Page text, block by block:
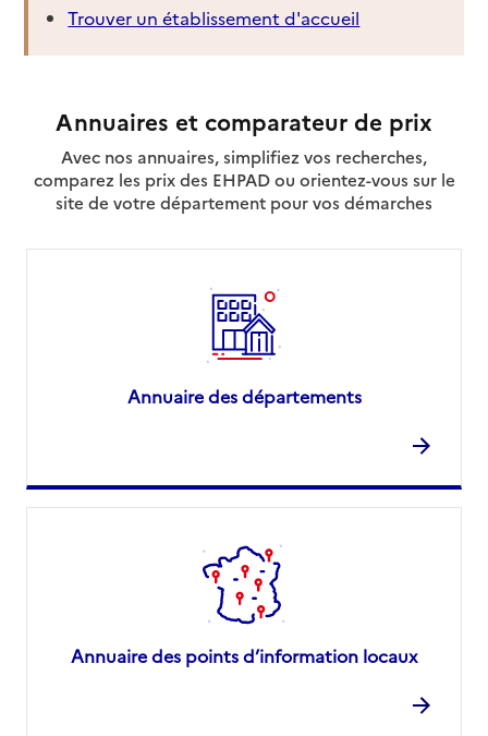
Trouver un établissement d'accueil
Annuaires et comparateur de prix
Avec nos annuaires, simplifiez vos recherches,
comparez les prix des EHPAD ou orientez-vous sur le
site de votre département pour vos démarches
Annuaire des départements
Annuaire des points d’information locaux